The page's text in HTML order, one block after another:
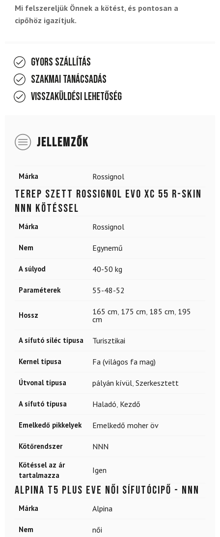
Mi felszereljük Önnek a kötést, és pontosan a
cipőhöz igazítjuk.
Gyors szállítás
Szakmai tanácsadás
Visszaküldési lehetőség
JELLEMZŐK
Márka Rossignol
Terep szett ROSSIGNOL Evo XC 55 R-Skin
NNN kötéssel
Márka Rossignol
Nem Egynemű
A súlyod 40-50 kg
Paraméterek 55-48-52
Hossz 165 cm, 175 cm, 185 cm, 195
cm
A sífutó síléc típusa Turisztikai
Kernel típusa Fa (világos fa mag)
Útvonal típusa pályán kívül, Szerkesztett
A sífutó típusa Haladó, Kezdő
Emelkedő pikkelyek Emelkedő moher öv
Kötőrendszer NNN
Kötéssel az ár
tartalmazza
Igen
ALPINA T5 Plus Eve női sífutócipő - NNN
Márka Alpina
Nem női